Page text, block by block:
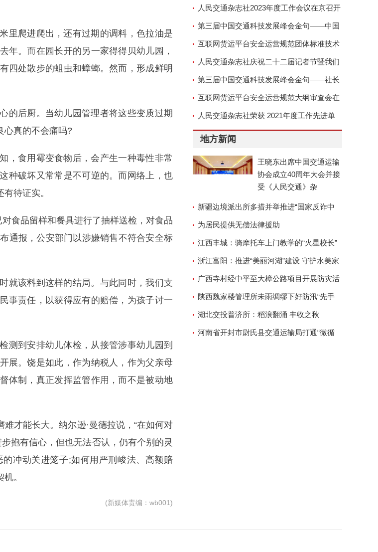
里爬进爬出，还有过期的调料，色拉油是
年。而在园长开的另一家得得贝幼儿园，
四处散步的蛆虫和蟑螂。然而，形成鲜明
的后厨。当幼儿园管理者将这些变质过期
心真的不会痛吗?
，食用霉变食物后，会产生一种毒性非常
种破坏又常常是不可逆的。而网络上，也
待证实。
食品留样和餐具进行了抽样送检，对食品
通报，公安部门以涉嫌销售不符合安全标
就该料到这样的结局。与此同时，我们支
事责任，以获得应有的赔偿，为孩子讨一
测到安排幼儿体检，从接管涉事幼儿园到
展。饶是如此，作为纳税人，作为父亲母
体制，真正发挥监管作用，而不是被动地
才能长大。纳尔逊·曼德拉说，“在如何对
抱有信心，但也无法否认，仍有个别的灵
冲动关进笼子;如何用严刑峻法、高额赔
。
(新媒体责编：wb001)
人民交通杂志社2023年度工作会议在京召开
第三届中国交通科技发展峰会金句——中国
交通运输协会副会长兼秘
互联网货运平台安全运营规范团体标准技术
审查会顺利召开
人民交通杂志社庆祝二十二届记者节暨我们
的故事演讲座谈会
第三届中国交通科技发展峰会金句——社长
郑德岭
互联网货运平台安全运营规范大纲审查会在
京召开
人民交通杂志社荣获 2021年度工作先进单
位称号
地方新闻
王晓东出席中国交通运输
协会成立40周年大会并接
受《人民交通》杂
新疆边境派出所多措并举推进“国家反诈中
心”APP安装工作
为居民提供无偿法律援助
江西丰城：骑摩托车上门教学的“火星校长”
浙江富阳：推进“美丽河湖”建设 守护水美家
园广西寺村经中平至大樟公路项目开展防灾活
动陕西魏家楼管理所未雨绸缪下好防汛“先手
棋”湖北交投普济所：稻浪翻涌 丰收之秋
河南省开封市尉氏县交通运输局打通“微循